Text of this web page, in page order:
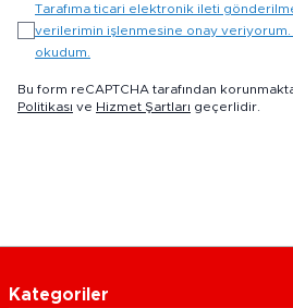
Tarafıma ticari elektronik ileti
verilerimin işlenmesine onay veriyorum.
okudum.
Bu form reCAPTCHA tarafından
Politikası ve Hizmet Şartları geçerlidir.
Kategoriler